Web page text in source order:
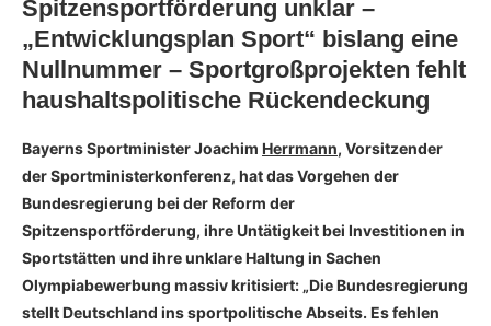
Spitzensportförderung unklar –
„Entwicklungsplan Sport“ bislang eine
Nullnummer – Sportgroßprojekten fehlt
haushaltspolitische Rückendeckung
Bayerns Sportminister Joachim Herrmann, Vorsitzender
der Sportministerkonferenz, hat das Vorgehen der
Bundesregierung bei der Reform der
Spitzensportförderung, ihre Untätigkeit bei Investitionen in
Sportstätten und ihre unklare Haltung in Sachen
Olympiabewerbung massiv kritisiert: „Die Bundesregierung
stellt Deutschland ins sportpolitische Abseits. Es fehlen